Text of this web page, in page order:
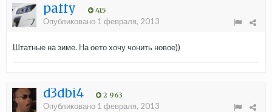
paffy 415
Опубликовано 1 февраля, 2013
Штатные на зиме. На оето хочу чонить новое))
d3dbi4 2 963
Опубликовано 1 февраля, 2013